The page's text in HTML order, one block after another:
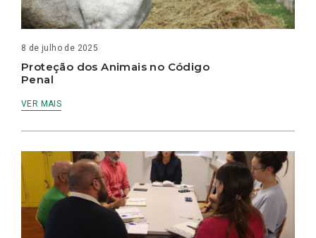
8 de julho de 2025
Proteção dos Animais no Código
Penal
VER MAIS